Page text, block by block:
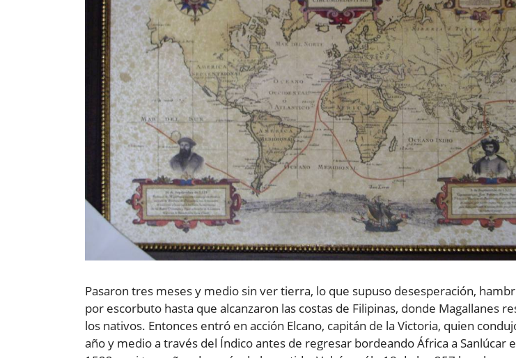
Pasaron tres meses y medio sin ver tierra, lo que supuso desesperación,
por escorbuto hasta que alcanzaron las costas de Filipinas, donde Magallanes
los nativos. Entonces entró en acción Elcano, capitán de la Victoria, quien
año y medio a través del Índico antes de regresar bordeando África a Sanlúcar